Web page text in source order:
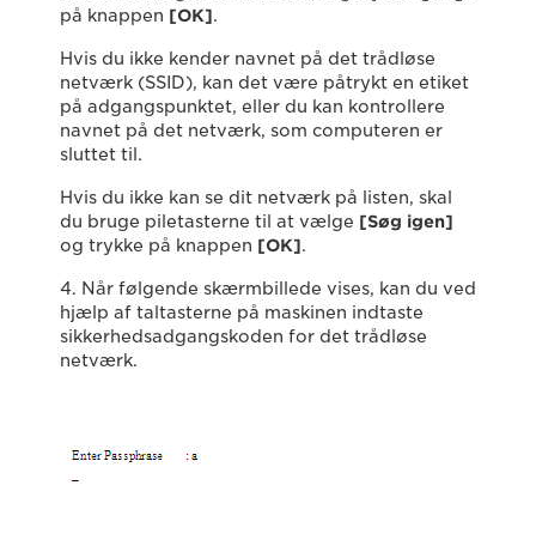
på knappen [OK].
Hvis du ikke kender navnet på det trådløse
netværk (SSID), kan det være påtrykt en etiket
på adgangspunktet, eller du kan kontrollere
navnet på det netværk, som computeren er
sluttet til.
Hvis du ikke kan se dit netværk på listen, skal
du bruge piletasterne til at vælge [Søg igen]
og trykke på knappen [OK].
4. Når følgende skærmbillede vises, kan du ved
hjælp af taltasterne på maskinen indtaste
sikkerhedsadgangskoden for det trådløse
netværk.